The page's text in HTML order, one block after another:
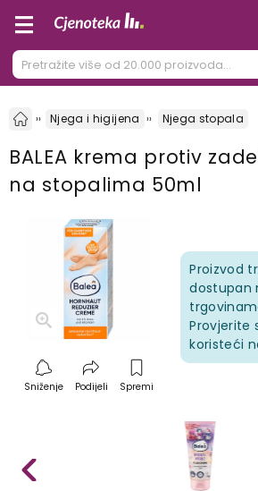
Njega i higijena Njega stopala
BALEA krema protiv
na stopalima 50ml
Sniženje Podijeli Spremi
Proizvod
dostupan
Provjerite
koristeći